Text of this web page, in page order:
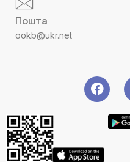
Пошта
ookb@ukr.net